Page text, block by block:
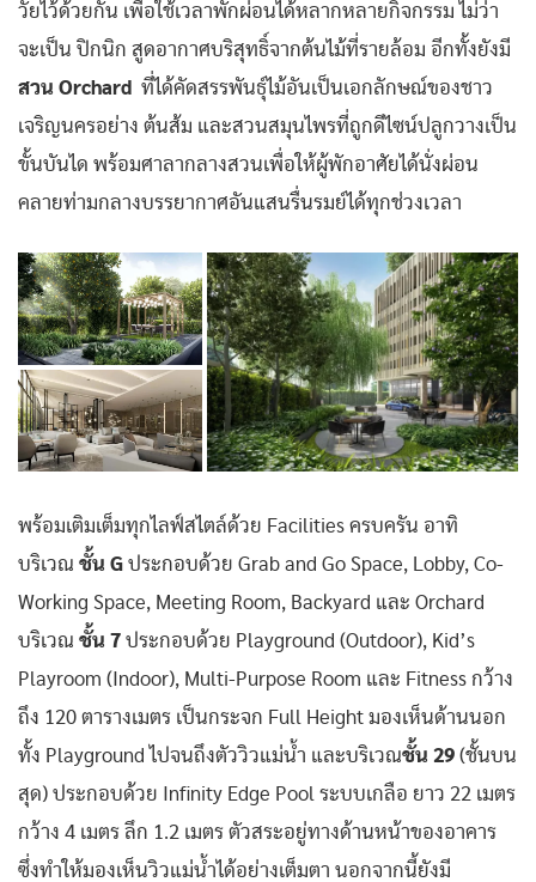
วัยไว้ด้วยกัน เพื่อใช้เวลาพักผ่อนได้หลากหลายกิจกรรม ไม่ว่า
จะเป็น ปิกนิก สูดอากาศบริสุทธิ์จากต้นไม้ที่รายล้อม อีกทั้งยังมี
สวน Orchard
ที่ได้คัดสรรพันธุ์ไม้อันเป็นเอกลักษณ์ของชาว
เจริญนครอย่าง ต้นส้ม และสวนสมุนไพรที่ถูกดีไซน์ปลูกวางเป็น
ขั้นบันได พร้อมศาลากลางสวนเพื่อให้ผู้พักอาศัยได้นั่งผ่อน
คลายท่ามกลางบรรยากาศอันแสนรื่นรมย์ได้ทุกช่วงเวลา
พร้อมเติมเต็มทุกไลฟ์สไตล์ด้วย Facilities ครบครัน อาทิ
บริเวณ ชั้น G ประกอบด้วย Grab and Go Space, Lobby, Co-
Working Space, Meeting Room, Backyard และ Orchard
บริเวณ ชั้น 7 ประกอบด้วย Playground (Outdoor), Kid’s
Playroom (Indoor), Multi-Purpose Room และ Fitness กว้าง
ถึง 120 ตารางเมตร เป็นกระจก Full Height มองเห็นด้านนอก
ทั้ง Playground ไปจนถึงตัววิวแม่น้ำ และบริเวณชั้น 29 (ชั้นบน
สุด) ประกอบด้วย Infinity Edge Pool ระบบเกลือ ยาว 22 เมตร
กว้าง 4 เมตร ลึก 1.2 เมตร ตัวสระอยู่ทางด้านหน้าของอาคาร
ซึ่งทำให้มองเห็นวิวแม่น้ำได้อย่างเต็มตา นอกจากนี้ยังมี